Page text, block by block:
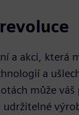
a akci, která
a
může